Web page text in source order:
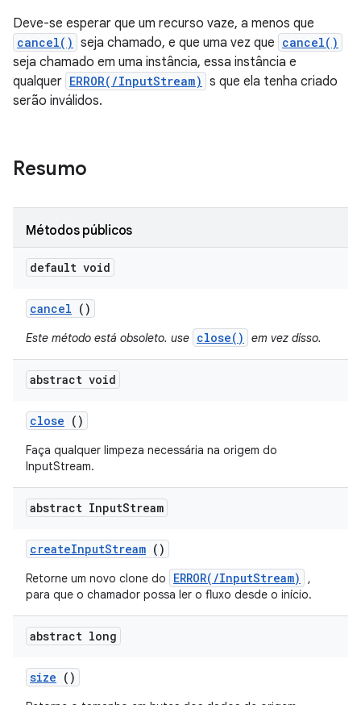
Deve-se esperar que um recurso vaze, a menos que
cancel() seja chamado, e que uma vez que cancel()
seja chamado em uma instância, essa instância e
qualquer ERROR(/InputStream) s que ela tenha criado
serão inválidos.
Resumo
Métodos públicos
default void
cancel ()
Este método está obsoleto. use close() em vez disso.
abstract void
close ()
Faça qualquer limpeza necessária na origem do
InputStream.
abstract InputStream
createInputStream ()
Retorne um novo clone do ERROR(/InputStream)
,
para que o chamador possa ler o fluxo desde o início.
abstract long
size ()